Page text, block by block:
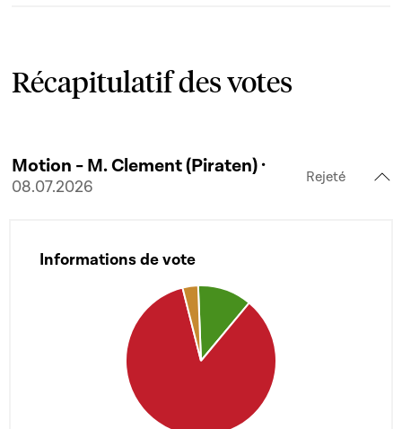
Récapitulatif des votes
Motion - M. Clement (Piraten) ·
08.07.2026
Rejeté
Informations de vote